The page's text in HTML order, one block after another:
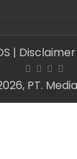
| Disclaimer
PT.